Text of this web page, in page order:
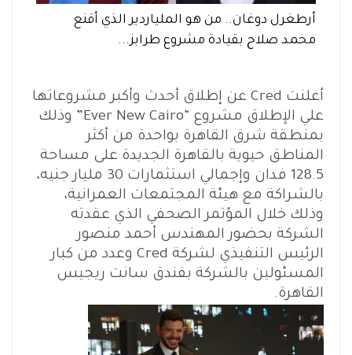
أرطغرل دوغان.. من هو الملياردير الذي أقنع
محمد صلاح بقيادة مشروع طرابز...
أعلنت Cred عن إطلاق أحدث وأكبر مشروعاتها
علي الإطلاق مشروع “Ever New Cairo” وذلك
بمنطقة شرق القاهرة بواحدة من أكثر
المناطق حيوية بالقاهرة الجديدة على مساحة
128.5 فدان وإجمالي استثمارات 30 مليار جنيه،
بالشراكة مع هيئة المجتمعات العمرانية،
وذلك خلال المؤتمر الصحفي الذي عقدته
الشركة بحضور المهندس أحمد منصور
الرئيس التنفيذي لشركة Cred وعدد من كبار
المسئولين بالشركة بفندق سانت ريجيس
القاهرة.